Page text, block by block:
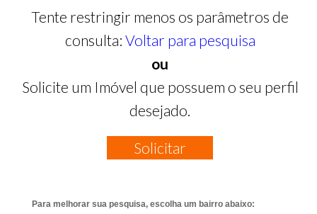
Tente restringir menos os parâmetros de
consulta: Voltar para pesquisa
ou
Solicite um Imóvel que possuem o seu perfil
desejado.
Solicitar
Para melhorar sua pesquisa, escolha um bairro abaixo: